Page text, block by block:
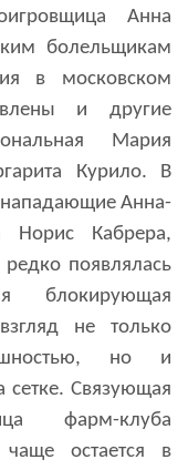
Анна
болельщикам
в московском
и другие
Мария
Курило. В
нападающие Анна-
Норис Кабрера,
появлялась
блокирующая
не только
но и
сетке. Связующая
фарм-клуба
остается в